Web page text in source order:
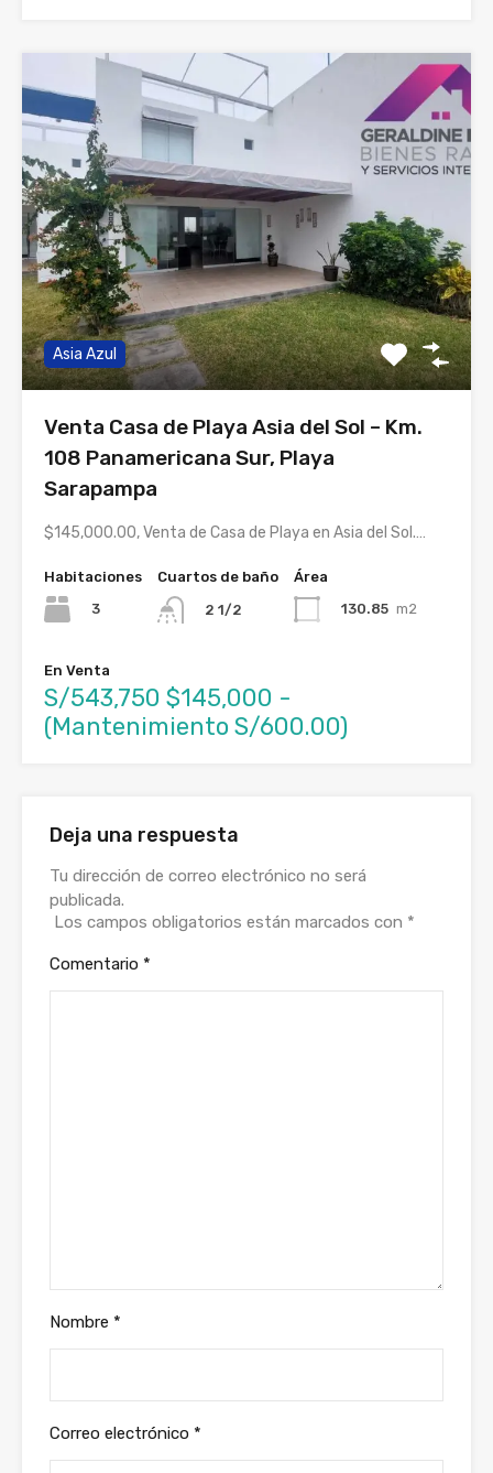
Asia Azul
Venta Casa de Playa Asia del Sol – Km.
108 Panamericana Sur, Playa
Sarapampa
$145,000.00, Venta de Casa de Playa en Asia del Sol.…
Habitaciones
3
Cuartos de baño
2 1/2
Área
130.85 m2
En Venta
S/543,750 $145,000 -
(Mantenimiento S/600.00)
Deja una respuesta
Tu dirección de correo electrónico no será
publicada.
Los campos obligatorios están marcados con *
Comentario *
Nombre *
Correo electrónico *